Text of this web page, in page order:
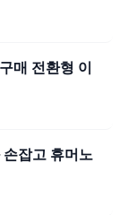
매 전환형 이
잡고 휴머노